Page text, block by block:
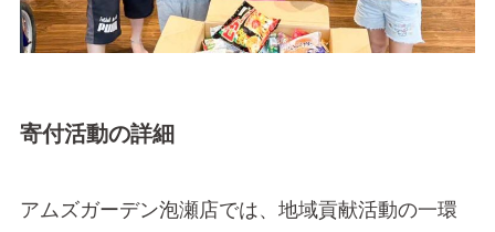
寄付活動の詳細
アムズガーデン泡瀬店では、地域貢献活動の一環